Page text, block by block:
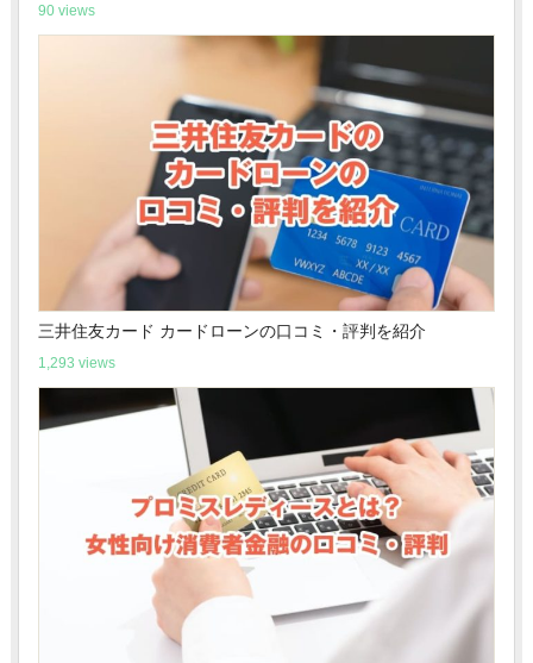
90 views
三井住友カード カードローンの口コミ・評判を紹介
1,293 views